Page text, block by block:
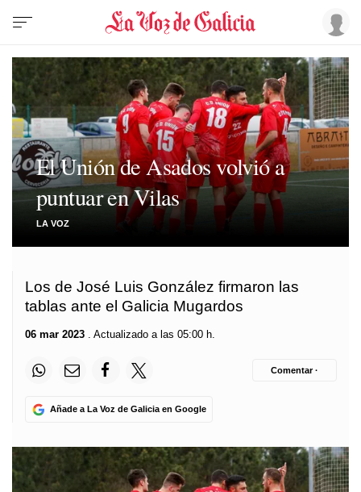
El Unión de Asados volvió a
puntuar en Vilas
LA VOZ
Los de José Luis González firmaron las
tablas ante el Galicia Mugardos
06 mar 2023 . Actualizado a las 05:00 h.
Añade a La Voz de Galicia en Google
Comentar ·